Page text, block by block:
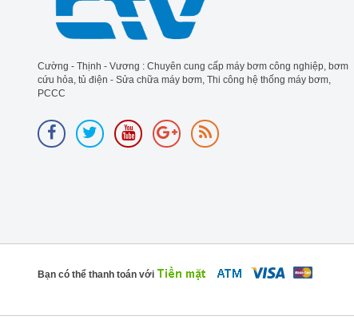
Cường - Thịnh - Vương : Chuyên cung cấp máy bơm công nghiệp, bơm
cứu hỏa, tủ điện - Sửa chữa máy bơm, Thi công hệ thống máy bơm,
PCCC
Bạn có thể thanh toán với